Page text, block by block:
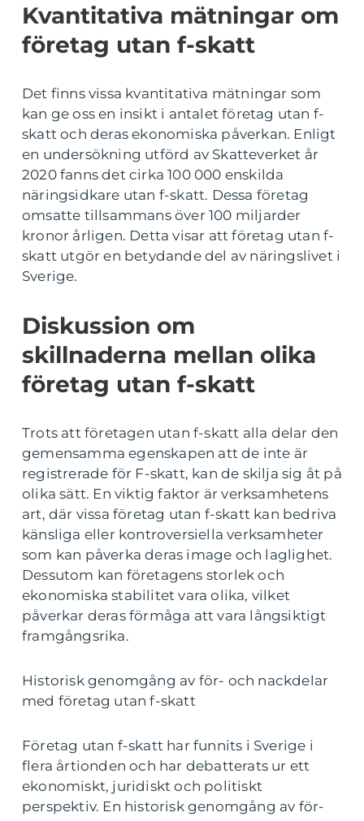
Kvantitativa mätningar om
företag utan f-skatt
Det finns vissa kvantitativa mätningar som
kan ge oss en insikt i antalet företag utan f-
skatt och deras ekonomiska påverkan. Enligt
en undersökning utförd av Skatteverket år
2020 fanns det cirka 100 000 enskilda
näringsidkare utan f-skatt. Dessa företag
omsatte tillsammans över 100 miljarder
kronor årligen. Detta visar att företag utan f-
skatt utgör en betydande del av näringslivet i
Sverige.
Diskussion om
skillnaderna mellan olika
företag utan f-skatt
Trots att företagen utan f-skatt alla delar den
gemensamma egenskapen att de inte är
registrerade för F-skatt, kan de skilja sig åt på
olika sätt. En viktig faktor är verksamhetens
art, där vissa företag utan f-skatt kan bedriva
känsliga eller kontroversiella verksamheter
som kan påverka deras image och laglighet.
Dessutom kan företagens storlek och
ekonomiska stabilitet vara olika, vilket
påverkar deras förmåga att vara långsiktigt
framgångsrika.
Historisk genomgång av för- och nackdelar
med företag utan f-skatt
Företag utan f-skatt har funnits i Sverige i
flera årtionden och har debatterats ur ett
ekonomiskt, juridiskt och politiskt
perspektiv. En historisk genomgång av för-